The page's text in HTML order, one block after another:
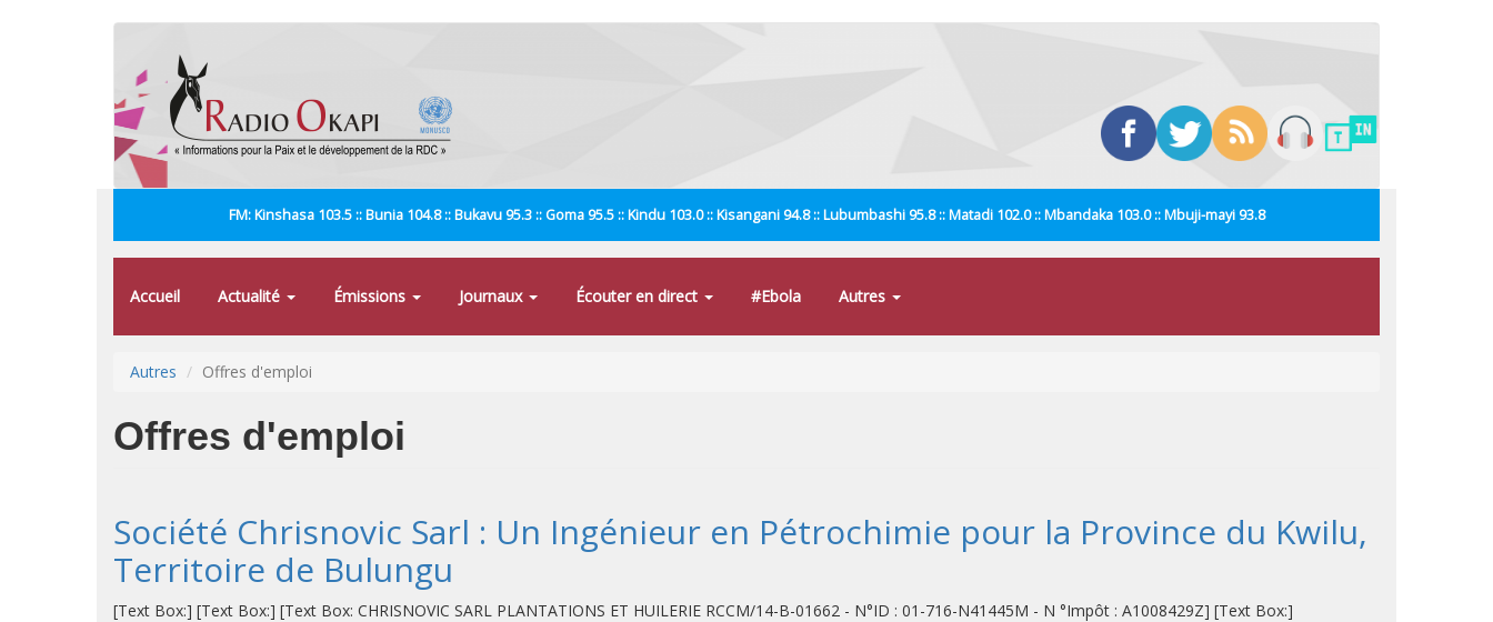
FM: Kinshasa 103.5 :: Bunia 104.8 :: Bukavu 95.3 :: Goma 95.5 :: Kindu 103.0 :: Kisangani 94.8 :: Lubumbashi 95.8 :: Matadi 102.0 :: Mbandaka 103.0 :: Mbuji-mayi 93.8
Accueil Actualité Émissions Journaux Écouter en direct #Ebola Autres
Autres Offres d'emploi
Offres d'emploi
Société Chrisnovic Sarl : Un Ingénieur en Pétrochimie pour la Province du Kwilu,
Territoire de Bulungu
[Text Box:] [Text Box:] [Text Box: CHRISNOVIC SARL PLANTATIONS ET HUILERIE RCCM/14-B-01662 - N°ID : 01-716-N41445M - N °Impôt : A1008429Z] [Text Box:]